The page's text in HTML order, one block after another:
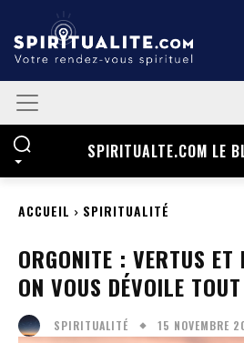
SPIRITUALTE.COM LE
ACCUEIL SPIRITUALITÉ
ORGONITE : VERTUS ET
ON VOUS DÉVOILE TOUT
SPIRITUALITÉ 15 NOVEMBRE